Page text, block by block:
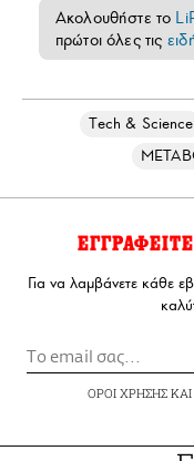
Ακολουθήστε το
πρώτοι όλες τις
Τech & Science
Για να λαμβάνετε κάθε
ΟΡΟΙ ΧΡΗΣΗΣΚΑΙ